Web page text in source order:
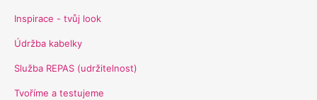
Inspirace - tvůj look
Údržba kabelky
Služba REPAS (udržitelnost)
Tvoříme a testujeme